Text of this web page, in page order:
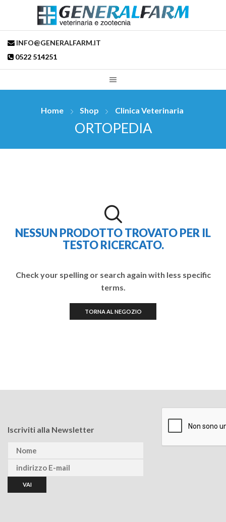
INFO@GENERALFARM.IT
0522 514251
Home Shop Clinica Veterinaria
ORTOPEDIA
NESSUN PRODOTTO TROVATO PER IL
TESTO RICERCATO.
Check your spelling or search again with less specific
terms.
TORNA AL NEGOZIO
Iscriviti alla Newsletter